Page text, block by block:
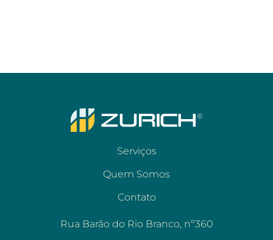
Serviços
Quem Somos
Contato
Rua Barão do Rio Branco, nº360